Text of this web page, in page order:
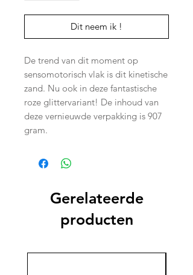
Dit neem ik !
De trend van dit moment op
sensomotorisch vlak is dit kinetische
zand. Nu ook in deze fantastische
roze glittervariant! De inhoud van
deze vernieuwde verpakking is 907
gram.
Gerelateerde
producten